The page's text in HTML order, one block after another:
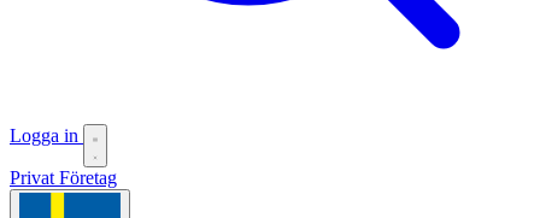
Logga in
Privat Företag